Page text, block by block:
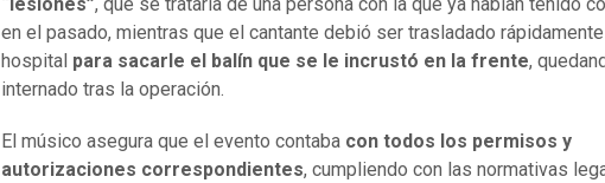
en el pasado, mientras que el cantante debió ser trasladado rápidamente
hospital para sacarle el balín que se le incrustó en la frente,
internado tras la operación.
El músico asegura que el evento contaba con todos los permisos y
autorizaciones correspondientes, cumpliendo con las normativas